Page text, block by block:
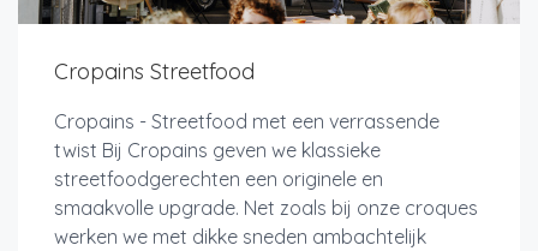
Cropains Streetfood
Cropains - Streetfood met een verrassende
twist Bij Cropains geven we klassieke
streetfoodgerechten een originele en
smaakvolle upgrade. Net zoals bij onze croques
werken we met dikke sneden ambachtelijk